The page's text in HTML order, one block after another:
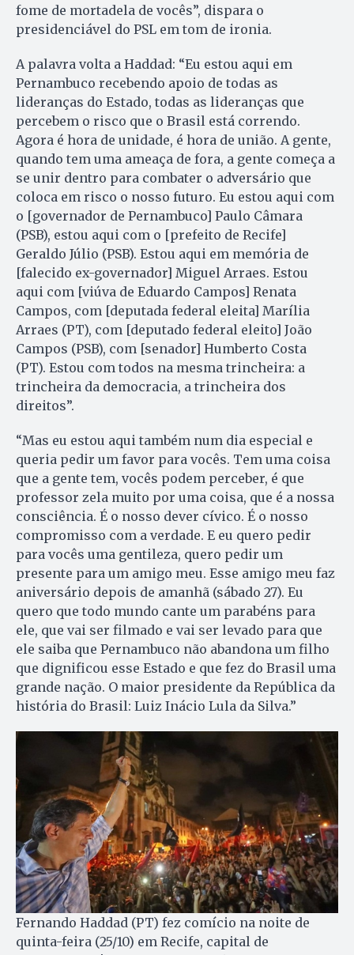
fome de mortadela de vocês”, dispara o
presidenciável do PSL em tom de ironia.
A palavra volta a Haddad: “Eu estou aqui em
Pernambuco recebendo apoio de todas as
lideranças do Estado, todas as lideranças que
percebem o risco que o Brasil está correndo.
Agora é hora de unidade, é hora de união. A gente,
quando tem uma ameaça de fora, a gente começa a
se unir dentro para combater o adversário que
coloca em risco o nosso futuro. Eu estou aqui com
o [governador de Pernambuco] Paulo Câmara
(PSB), estou aqui com o [prefeito de Recife]
Geraldo Júlio (PSB). Estou aqui em memória de
[falecido ex-governador] Miguel Arraes. Estou
aqui com [viúva de Eduardo Campos] Renata
Campos, com [deputada federal eleita] Marília
Arraes (PT), com [deputado federal eleito] João
Campos (PSB), com [senador] Humberto Costa
(PT). Estou com todos na mesma trincheira: a
trincheira da democracia, a trincheira dos
direitos”.
“Mas eu estou aqui também num dia especial e
queria pedir um favor para vocês. Tem uma coisa
que a gente tem, vocês podem perceber, é que
professor zela muito por uma coisa, que é a nossa
consciência. É o nosso dever cívico. É o nosso
compromisso com a verdade. E eu quero pedir
para vocês uma gentileza, quero pedir um
presente para um amigo meu. Esse amigo meu faz
aniversário depois de amanhã (sábado 27). Eu
quero que todo mundo cante um parabéns para
ele, que vai ser filmado e vai ser levado para que
ele saiba que Pernambuco não abandona um filho
que dignificou esse Estado e que fez do Brasil uma
grande nação. O maior presidente da República da
história do Brasil: Luiz Inácio Lula da Silva.”
Fernando Haddad (PT) fez comício na noite de
quinta-feira (25/10) em Recife, capital de